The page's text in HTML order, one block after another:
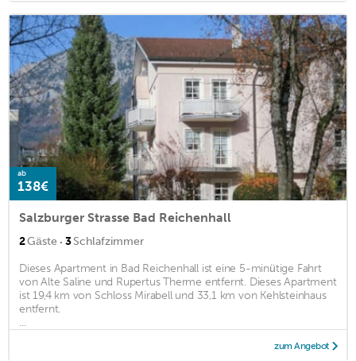
ab
138€
Salzburger Strasse Bad Reichenhall
2Gäste · 3Schlafzimmer
Dieses Apartment in Bad Reichenhall ist eine 5-minütige Fahrt
von Alte Saline und Rupertus Therme entfernt. Dieses Apartment
ist 19,4 km von Schloss Mirabell und 33,1 km von Kehlsteinhaus
entfernt.
...
zum Angebot